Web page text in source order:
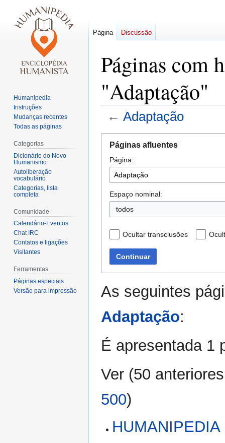
Páginas com
"Adaptação"
← Adaptação
para
navegação
para
pesquisa
Páginas afluentes
Página:
Espaço nominal:
todos
Ocultar transclusões
Continuar
As seguintes
Adaptação:
É apresentada 1
Ver (50 anteriores
500)
HUMANIPEDIA
Página Discussão
Humanipedia
Instruções
Mudanças recentes
Todas as páginas
Categorias
Dicionário do Novo
Humanismo
Autoliberação
vocabulário
Categorias, lista
completa
Comunidade
Calendário-Eventos
Chat IRC
Contatos e ligações
Visitantes
Ferramentas
Páginas especiais
Versão para impressão